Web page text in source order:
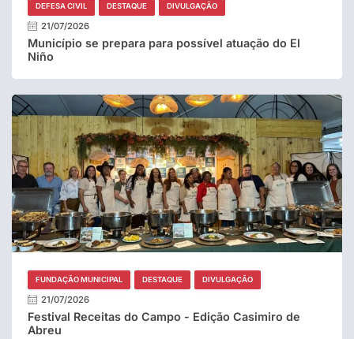
DEFESA CIVIL DESTAQUE DIVULGAÇÃO
21/07/2026
Município se prepara para possível atuação do El
Niño
FUNDAÇÃO MUNICIPAL DESTAQUE DIVULGAÇÃO
21/07/2026
Festival Receitas do Campo - Edição Casimiro de
Abreu